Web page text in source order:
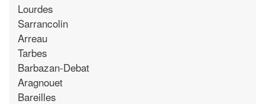
Lourdes
Sarrancolin
Arreau
Tarbes
Barbazan-Debat
Aragnouet
Bareilles